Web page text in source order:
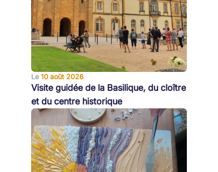
Le 10 août 2026
Visite guidée de la Basilique, du cloître
et du centre historique